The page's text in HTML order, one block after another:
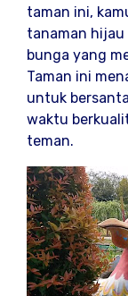
taman ini,
tanaman hijau
bunga yang
Taman ini
untuk
waktu
teman.